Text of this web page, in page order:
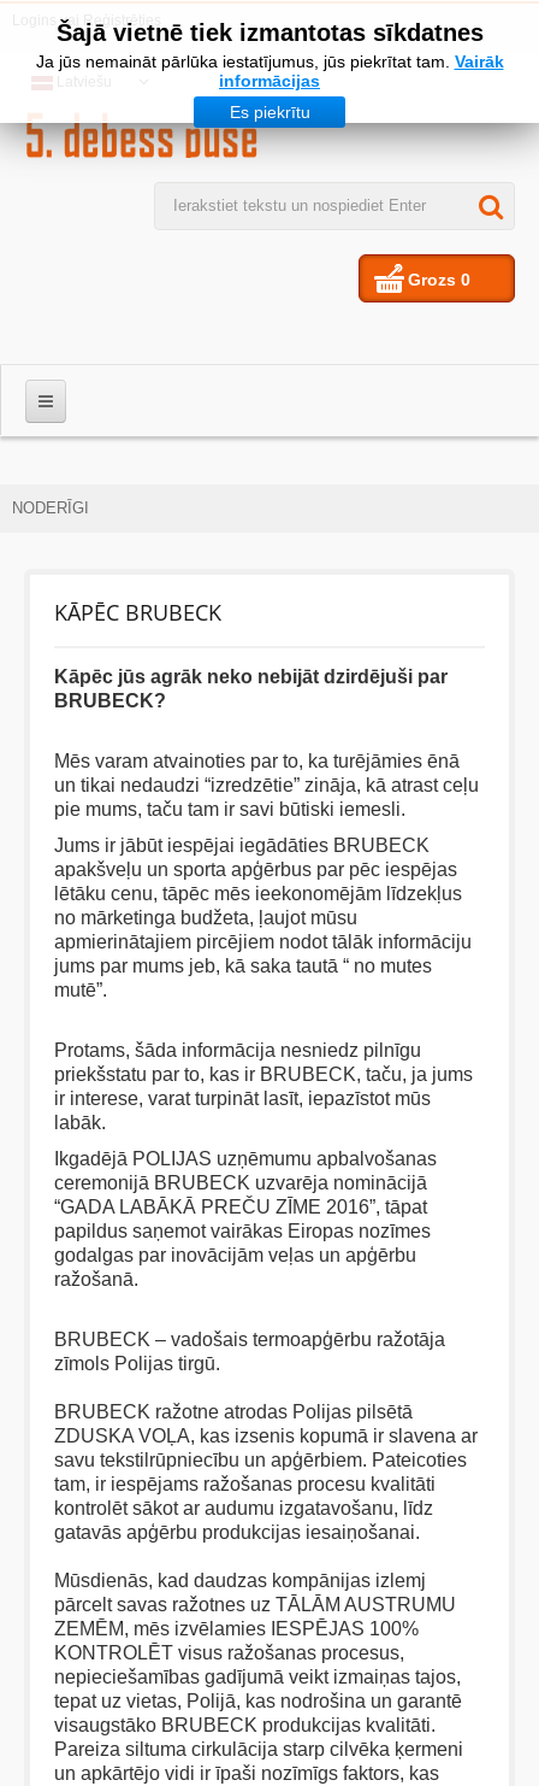
Šajā vietnē tiek izmantotas sīkdatnes
Ja jūs nemaināt pārlūka iestatījumus, jūs piekrītat tam. Vairāk
informācijas
Es piekrītu
vai Reģistrēties
Grozs 0
BĒRNIEM
KOLEKCIJAS
AKCIJAS
NODERĪGI
KĀPĒC BRUBECK
Kāpēc jūs agrāk neko nebijāt dzirdējuši par
BRUBECK?
Mēs varam atvainoties par to, ka turējāmies ēnā
un tikai nedaudzi “izredzētie” zināja, kā atrast ceļu
pie mums, taču tam ir savi būtiski iemesli.
Jums ir jābūt iespējai iegādāties BRUBECK
apakšveļu un sporta apģērbus par pēc iespējas
lētāku cenu, tāpēc mēs ieekonomējām līdzekļus
no mārketinga budžeta, ļaujot mūsu
apmierinātajiem pircējiem nodot tālāk informāciju
jums par mums jeb, kā saka tautā “ no mutes
mutē”.
Protams, šāda informācija nesniedz pilnīgu
priekšstatu par to, kas ir BRUBECK, taču, ja jums
ir interese, varat turpināt lasīt, iepazīstot mūs
labāk.
Ikgadējā POLIJAS uzņēmumu apbalvošanas
ceremonijā BRUBECK uzvarēja nominācijā
“GADA LABĀKĀ PREČU ZĪME 2016”, tāpat
papildus saņemot vairākas Eiropas nozīmes
godalgas par inovācijām veļas un apģērbu
ražošanā.
BRUBECK – vadošais termoapģērbu ražotāja
zīmols Polijas tirgū.
BRUBECK ražotne atrodas Polijas pilsētā
ZDUSKA VOĻA, kas izsenis kopumā ir slavena ar
savu tekstilrūpniecību un apģērbiem. Pateicoties
tam, ir iespējams ražošanas procesu kvalitāti
kontrolēt sākot ar audumu izgatavošanu, līdz
gatavās apģērbu produkcijas iesaiņošanai.
Mūsdienās, kad daudzas kompānijas izlemj
pārcelt savas ražotnes uz TĀLĀM AUSTRUMU
ZEMĒM, mēs izvēlamies IESPĒJAS 100%
KONTROLĒT visus ražošanas procesus,
nepieciešamības gadījumā veikt izmaiņas tajos,
tepat uz vietas, Polijā, kas nodrošina un garantē
visaugstāko BRUBECK produkcijas kvalitāti.
Pareiza siltuma cirkulācija starp cilvēka ķermeni
un apkārtējo vidi ir īpaši nozīmīgs faktors, kas